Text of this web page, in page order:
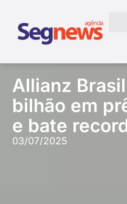
Allianz
bilhão em
e bate
03/07/2025